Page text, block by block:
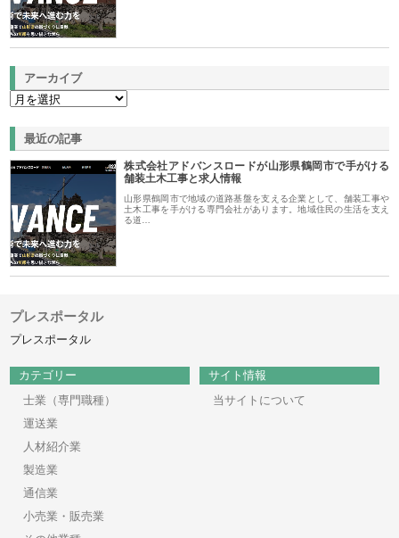
アーカイブ
最近の記事
株式会社アドバンスロードが山形県鶴岡市で手がける
舗装土木工事と求人情報
山形県鶴岡市で地域の道路基盤を支える企業として、舗装工事や
土木工事を手がける専門会社があります。地域住民の生活を支え
る道…
プレスポータル
プレスポータル
カテゴリー
士業（専門職種）
運送業
人材紹介業
製造業
通信業
小売業・販売業
サイト情報
当サイトについて